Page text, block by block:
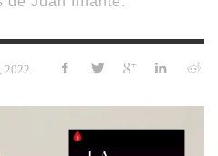
2022